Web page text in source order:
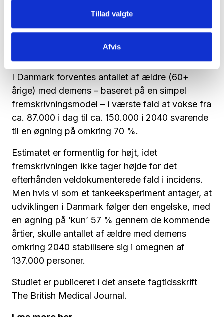
Tillad valgte
Afvis
sig – om end på et højt niveau. Effekten af den
voksende forventede levealder bliver så at sige
indhentet af effekten af den faldende incidens.
I Danmark forventes antallet af ældre (60+
årige) med demens – baseret på en simpel
fremskrivningsmodel – i værste fald at vokse fra
ca. 87.000 i dag til ca. 150.000 i 2040 svarende
til en øgning på omkring 70 %.
Estimatet er formentlig for højt, idet
fremskrivningen ikke tager højde for det
efterhånden veldokumenterede fald i incidens.
Men hvis vi som et tankeeksperiment antager, at
udviklingen i Danmark følger den engelske, med
en øgning på ’kun’ 57 % gennem de kommende
årtier, skulle antallet af ældre med demens
omkring 2040 stabilisere sig i omegnen af
137.000 personer.
Studiet er publiceret i det ansete fagtidsskrift
The British Medical Journal.